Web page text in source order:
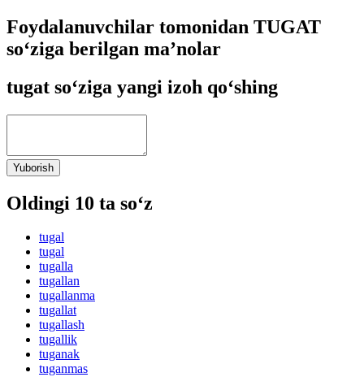
Foydalanuvchilar tomonidan TUGAT
so‘ziga berilgan ma’nolar
tugat so‘ziga yangi izoh qo‘shing
Yuborish
Oldingi 10 ta so‘z
tugal
tugal
tugalla
tugallan
tugallanma
tugallat
tugallash
tugallik
tuganak
tuganmas